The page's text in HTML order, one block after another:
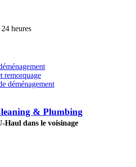
heures
remorquage
déménagement
& Plumbing
Haul dans le voisinage